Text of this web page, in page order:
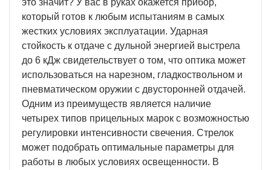
который готов к любым испытаниям в самых
жестких условиях эксплуатации. Ударная
стойкость к отдаче с дульной энергией выстрела
до 6 кДж свидетельствует о том, что оптика может
использоваться на нарезном, гладкоствольном и
пневматическом оружии с двусторонней отдачей.
Одним из преимуществ является наличие
четырех типов прицельных марок с возможностью
регулировки интенсивности свечения. Стрелок
может подобрать оптимальные параметры для
работы в любых условиях освещенности. В